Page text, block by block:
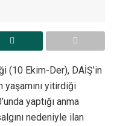
(10 Ekim-Der), DAİŞ’in
yaşamını yitirdiği
yaptığı anma
nedeniyle ilan